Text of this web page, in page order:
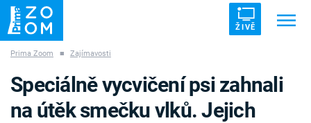
ŽIVĚ
ZÁHADY VETŘELCI DÁVNOVĚKU
Prima Zoom ■ Zajímavosti
Speciálně vycvičení psi zahnali
na útěk smečku vlků. Jejich